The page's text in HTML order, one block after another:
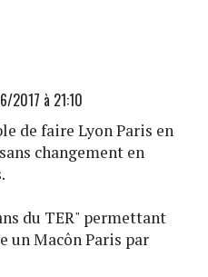
2017 à 21:10
de faire Lyon Paris en
changement en
du TER" permettant
un Macôn Paris par